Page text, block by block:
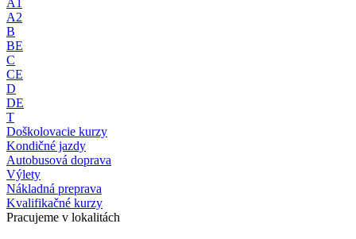
A2
B
BE
C
CE
D
DE
T
Doškolovacie kurzy
Kondičné jazdy
Autobusová doprava
Výlety
Nákladná preprava
Kvalifikačné kurzy
Pracujeme v lokalitách